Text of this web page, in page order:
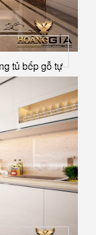
tủ bếp gỗ tự